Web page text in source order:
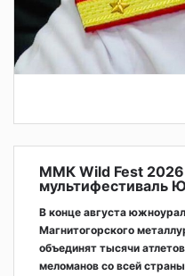
ММК Wild Fest 2026
мультифестиваль
В конце августа
Магнитогорского
объединят тысячи
меломанов со всей